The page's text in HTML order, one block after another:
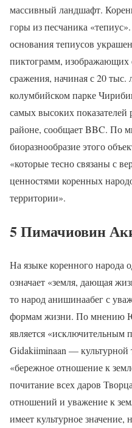
массивный ландшафт.
горы из песчаника
основания тепиусов
пиктограмм,
сражения, начиная с 20
колумбийском парке
самых высоких показателей
районе, сообщает BBC.
биоразнообразие этого
«которые тесно связаны с
ценностями коренных
территории».
5 Пимачиовин
На языке коренного
означает «земля, дающая
то народ анишинаабег с
формам жизни. По
является «исключительным
Gidakiiminaan — культурной
«бережное отношение к
почитание всех даров
отношений и уважение к
имеет культурное значение,